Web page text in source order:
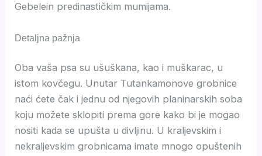
Gebelein predinastičkim mumijama.
Detaljna pažnja
Oba vaša psa su ušuškana, kao i muškarac, u
istom kovčegu. Unutar Tutankamonove grobnice
naći ćete čak i jednu od njegovih planinarskih soba
koju možete sklopiti prema gore kako bi je mogao
nositi kada se upušta u divljinu. U kraljevskim i
nekraljevskim grobnicama imate mnogo opuštenih